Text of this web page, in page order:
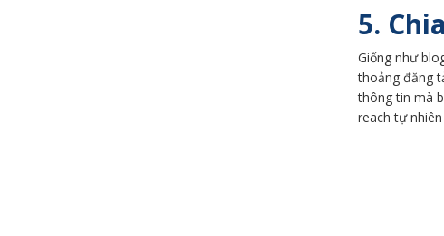
5.
Giống như
thoảng đăng
thông tin mà
reach tự